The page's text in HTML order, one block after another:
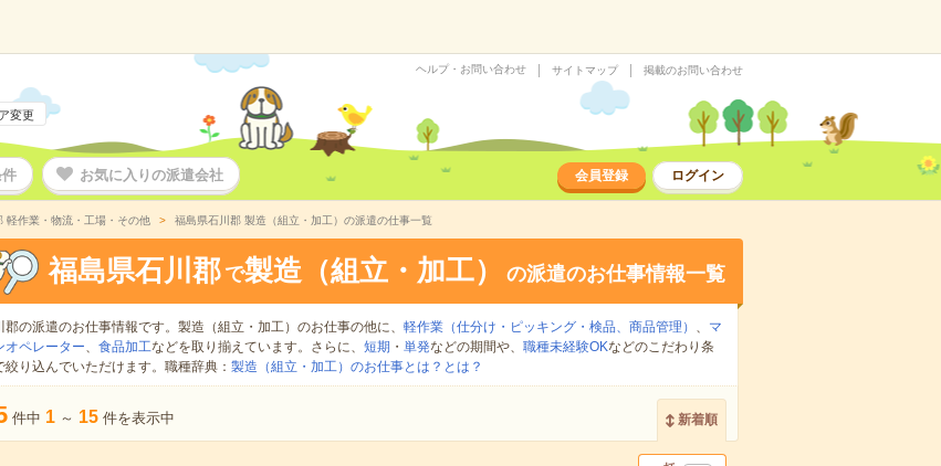
変更
ヘルプ・お問い合わせ サイトマップ 掲載のお問い合わせ
お気に入りの派遣会社 会員登録 ログイン
軽作業・物流・工場・その他 福島県石川郡 製造（組立・加工）の派遣の仕事一覧
福島県石川郡 で製造（組立・加工） の派遣のお仕事情報一覧
郡の派遣のお仕事情報です。製造（組立・加工）のお仕事の他に、 軽作業（仕分け・ピッキング・検品、商品管理） 、
マ
オペレーター、 食品加工などを取り揃えています。さらに、 短期 ・ 単発などの期間や、 職種未経験OKなどのこだわり条
絞り込んでいただけます。職種辞典： 製造（組立・加工）のお仕事とは？とは？
件中 1 ～ 15 件を表示中 新着順